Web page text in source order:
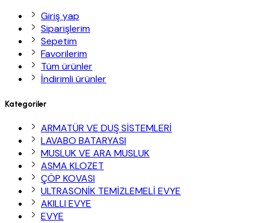
Giriş yap
Siparişlerim
Sepetim
Favorilerim
Tüm ürünler
İndirimli ürünler
Kategoriler
ARMATÜR VE DUŞ SİSTEMLERİ
LAVABO BATARYASI
MUSLUK VE ARA MUSLUK
ASMA KLOZET
ÇÖP KOVASI
ULTRASONİK TEMİZLEMELİ EVYE
AKILLI EVYE
EVYE